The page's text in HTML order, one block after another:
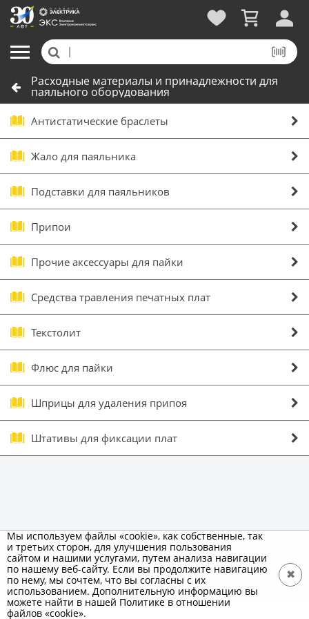
Расходные материалы и принадлежности для
паяльного оборудования
Антистатические браслеты
Жало для паяльника
Подставки для паяльников
Припои
Прочие аксессуары для пайки
Средства травления печатных плат
Текстолит
Флюс для пайки
Шприцы для удаления припоя
Штативы для фиксации плат
Мы используем файлы «cookie», как собственные, так
и третьих сторон, для улучшения пользования
сайтом и нашими услугами, путем анализа навигации
по нашему веб-сайту. Если вы продолжите навигацию
по нему, мы сочтем, что вы согласны с их
использованием. Дополнительную информацию вы
можете найти в нашей Политике в отношении
файлов «cookie».
✖